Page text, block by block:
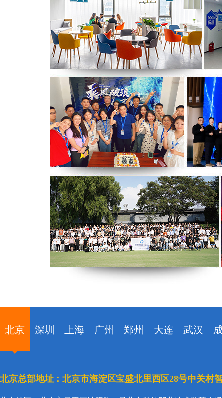
北京 深圳 上海 广州 郑州 大连 武汉
北京总部地址：北京市海淀区宝盛北里西区28号中关村